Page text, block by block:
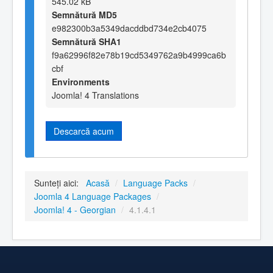
Semnătură MD5
e982300b3a5349dacddbd734e2cb4075
Semnătură SHA1
f9a62996f82e78b19cd5349762a9b4999ca6b
cbf
Environments
Joomla! 4 Translations
Descarcă acum
Sunteți aici: Acasă / Language Packs /
Joomla 4 Language Packages /
Joomla! 4 - Georgian / 4.1.4.1